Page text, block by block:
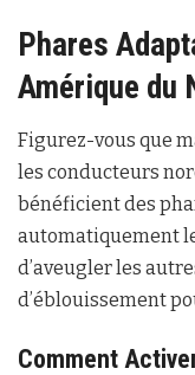
Phares
Amérique du
Figurez-vous que
les conducteurs
bénéficient des
automatiquement
d’aveugler les
d’éblouissement
Comment